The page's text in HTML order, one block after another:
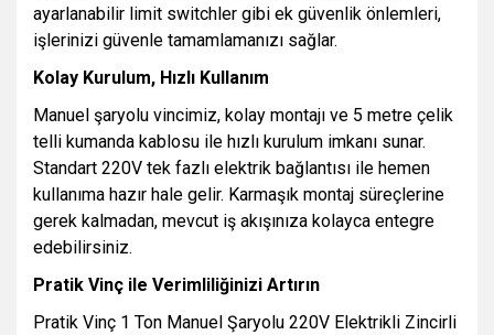
ayarlanabilir limit switchler gibi ek güvenlik önlemleri,
işlerinizi güvenle tamamlamanızı sağlar.
Kolay Kurulum, Hızlı Kullanım
Manuel şaryolu vincimiz, kolay montajı ve 5 metre çelik
telli kumanda kablosu ile hızlı kurulum imkanı sunar.
Standart 220V tek fazlı elektrik bağlantısı ile hemen
kullanıma hazır hale gelir. Karmaşık montaj süreçlerine
gerek kalmadan, mevcut iş akışınıza kolayca entegre
edebilirsiniz.
Pratik Vinç ile Verimliliğinizi Artırın
Pratik Vinç 1 Ton Manuel Şaryolu 220V Elektrikli Zincirli